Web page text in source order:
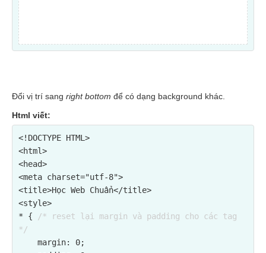
Đổi vị trí sang right bottom để có dạng background khác.
Html viết:
<!DOCTYPE HTML>
<html>
<head>
<meta charset="utf-8">
<title>Học Web Chuẩn</title>
<style>
* {
/* reset lại margin và padding cho các tag
*/